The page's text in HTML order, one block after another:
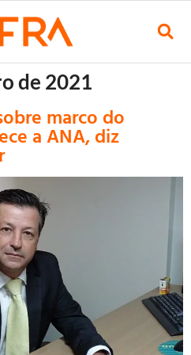
de 2021
marco do
a ANA, diz